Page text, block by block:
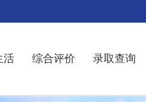
活 综合评价 录取查询